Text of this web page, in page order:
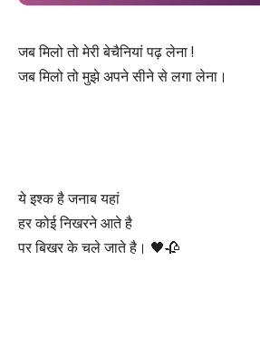
जब मिलो तो मेरी बेचैनियां पढ़ लेना !
जब मिलो तो मुझे अपने सीने से लगा लेना।
ये इश्क है जनाब यहां
हर कोई निखरने आते है
पर बिखर के चले जाते है। 🖤🥀